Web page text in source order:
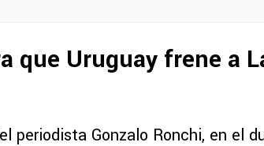
que Uruguay frene a
periodista Gonzalo Ronchi, en el